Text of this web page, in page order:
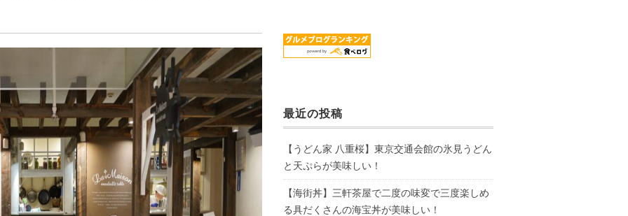
最近の投稿
【うどん家 八重桜】東京交通会館の氷見うどん
と天ぷらが美味しい！
【海街丼】三軒茶屋で二度の味変で三度楽しめ
る具だくさんの海宝丼が美味しい！